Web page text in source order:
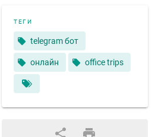
ТЕГИ
telegram бот
онлайн office trips